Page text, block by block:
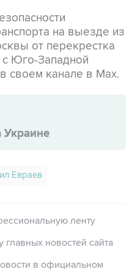
от перекрестка
с Юго-Западной
своем канале в Мах.
новостей сайта
в официальном